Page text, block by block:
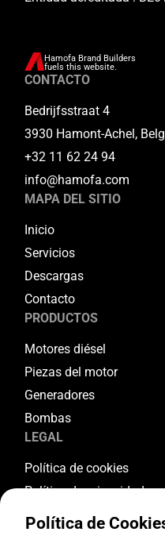
Hamofa Brand Builders
fuels this website.
CONTACTO
Bedrijfsstraat 4
3930 Hamont-Achel,
+32 11 62 24 94
info@hamofa.com
MAPA DEL SITIO
Inicio
Servicios
Descargas
Contacto
PRODUCTOS
Motores diésel
Piezas del motor
Generadores
Bombas
LEGAL
Política de cookies
Política de privacidad
Términos y condiciones
Política de